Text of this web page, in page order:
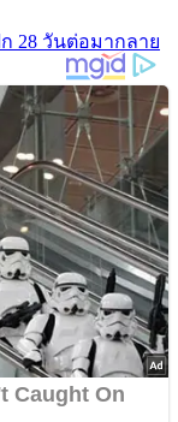
28 วันต่อมากลาย
แรปเปอร์สาวสุด
” ซ่อนอยู่หลัง
หลังการ
ลือนหาย
อนเจอความลับสุด